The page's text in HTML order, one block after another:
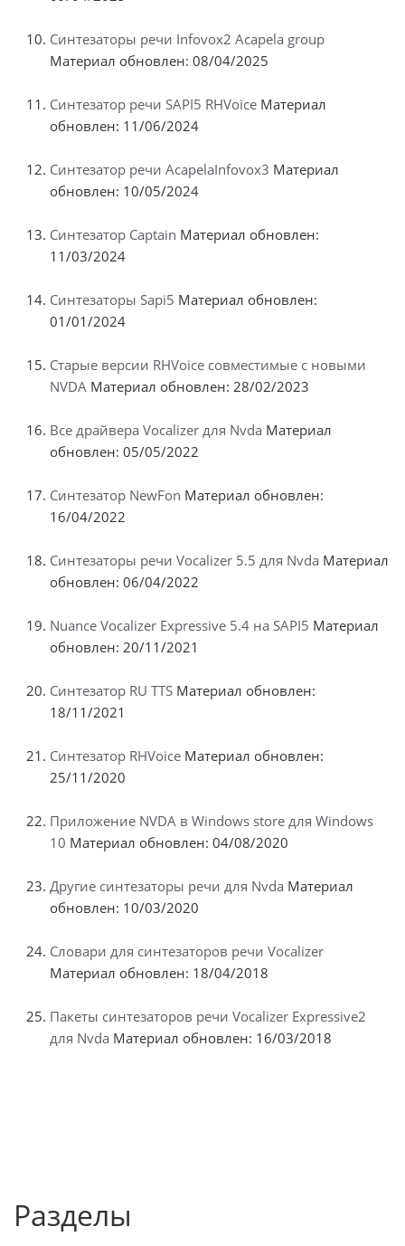
Синтезаторы речи Infovox2 Acapela group
Материал обновлен: 08/04/2025
Синтезатор речи SAPI5 RHVoice Материал
обновлен: 11/06/2024
Синтезатор речи AcapelaInfovox3 Материал
обновлен: 10/05/2024
Синтезатор Captain Материал обновлен:
11/03/2024
Синтезаторы Sapi5 Материал обновлен:
01/01/2024
Старые версии RHVoice совместимые с новыми
NVDA Материал обновлен: 28/02/2023
Все драйвера Vocalizer для Nvda Материал
обновлен: 05/05/2022
Синтезатор NewFon Материал обновлен:
16/04/2022
Синтезаторы речи Vocalizer 5.5 для Nvda Материал
обновлен: 06/04/2022
Nuance Vocalizer Expressive 5.4 на SAPI5 Материал
обновлен: 20/11/2021
Синтезатор RU TTS Материал обновлен:
18/11/2021
Синтезатор RHVoice Материал обновлен:
25/11/2020
Приложение NVDA в Windows store для Windows
10 Материал обновлен: 04/08/2020
Другие синтезаторы речи для Nvda Материал
обновлен: 10/03/2020
Словари для синтезаторов речи Vocalizer
Материал обновлен: 18/04/2018
Пакеты синтезаторов речи Vocalizer Expressive2
для Nvda Материал обновлен: 16/03/2018
Разделы